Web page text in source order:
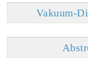
Vakuum-